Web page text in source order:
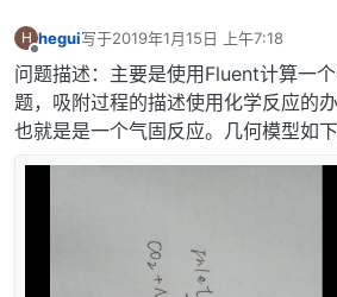
H
离线
hegui写于2019年1月15日 上午7:18
最后由 编辑
问题描述：主要是使用Fluent计算一
题，吸附过程的描述使用化学反应的
也就是是一个气固反应。几何模型如下